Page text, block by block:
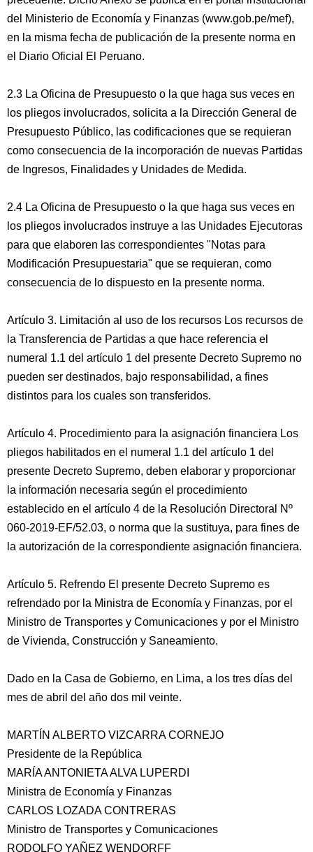
del Ministerio de Economía y Finanzas (www.gob.pe/mef),
en la misma fecha de publicación de la presente norma en
el Diario Oficial El Peruano.
2.3 La Oficina de Presupuesto o la que haga sus veces en
los pliegos involucrados, solicita a la Dirección General de
Presupuesto Público, las codificaciones que se requieran
como consecuencia de la incorporación de nuevas Partidas
de Ingresos, Finalidades y Unidades de Medida.
2.4 La Oficina de Presupuesto o la que haga sus veces en
los pliegos involucrados instruye a las Unidades Ejecutoras
para que elaboren las correspondientes "Notas para
Modificación Presupuestaria" que se requieran, como
consecuencia de lo dispuesto en la presente norma.
Artículo 3. Limitación al uso de los recursos Los recursos de
la Transferencia de Partidas a que hace referencia el
numeral 1.1 del artículo 1 del presente Decreto Supremo no
pueden ser destinados, bajo responsabilidad, a fines
distintos para los cuales son transferidos.
Artículo 4. Procedimiento para la asignación financiera Los
pliegos habilitados en el numeral 1.1 del artículo 1 del
presente Decreto Supremo, deben elaborar y proporcionar
la información necesaria según el procedimiento
establecido en el artículo 4 de la Resolución Directoral Nº
060-2019-EF/52.03, o norma que la sustituya, para fines de
la autorización de la correspondiente asignación financiera.
Artículo 5. Refrendo El presente Decreto Supremo es
refrendado por la Ministra de Economía y Finanzas, por el
Ministro de Transportes y Comunicaciones y por el Ministro
de Vivienda, Construcción y Saneamiento.
Dado en la Casa de Gobierno, en Lima, a los tres días del
mes de abril del año dos mil veinte.
MARTÍN ALBERTO VIZCARRA CORNEJO
Presidente de la República
MARÍA ANTONIETA ALVA LUPERDI
Ministra de Economía y Finanzas
CARLOS LOZADA CONTRERAS
Ministro de Transportes y Comunicaciones
RODOLFO YAÑEZ WENDORFF